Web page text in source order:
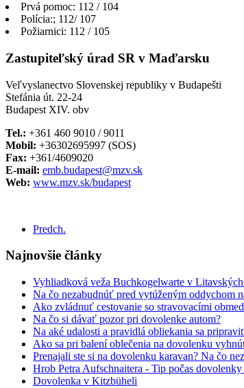
Prvá pomoc: 112 / 104
Polícia:; 112/ 107
Požiarnici: 112 / 105
Zastupiteľský úrad SR v Maďarsku
Veľvyslanectvo Slovenskej republiky v Budapešti
Stefánia út. 22-24
Budapest XIV. obv
Tel.: +361 460 9010 / 9011
Mobil: +36302695997 (SOS)
Fax: +361/4609020
E-mail: emb.budapest@mzv.sk
Web: www.mzv.sk/budapest
Predch.
Najnovšie články
Vyhliadková veža Buchkogelwarte v
Na čo nezabudnúť pred vytúženým oddychom
Ako zvládnuť cestovanie so stravovacími
Na čo si dávať pozor pri dovolenke autom?
Na aké udalosti a pravidlá obliekania sa
Ako sa pri balení oblečenia na dovolenku
Prenajali ste si na dovolenku karavan? Na čo
Hrob Petra Aufschnaitera - Tip počas
Dovolenka v Kitzbüheli